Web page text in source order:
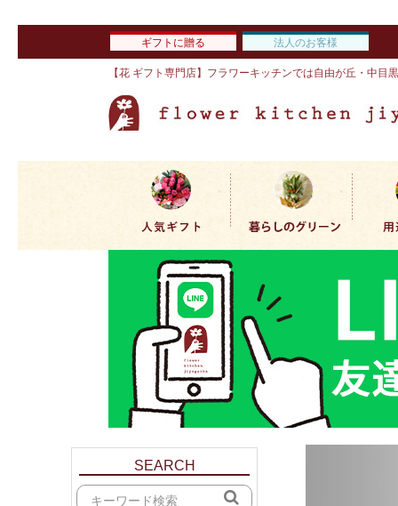
ギフトに贈る 法人のお客様
【花 ギフト専門店】フラワーキッチンでは自由が丘・中
SEARCH